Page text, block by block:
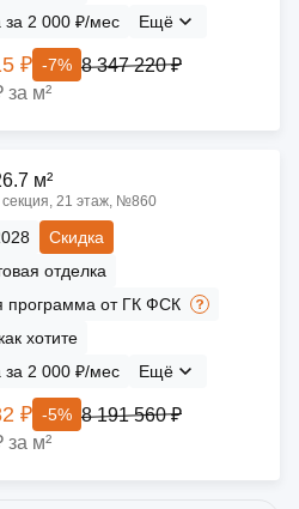
за 2 000 ₽/мес
Ещё
₽ -7% 8 347 220 ₽
за м²
м²
секция, 21 этаж, №860
Скидка
отделка
программа от ГК ФСК
хотите
за 2 000 ₽/мес
Ещё
₽ -5% 8 191 560 ₽
за м²